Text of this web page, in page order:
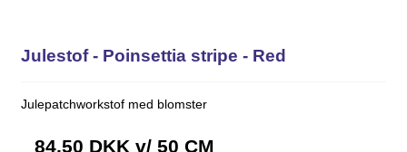
Julestof - Poinsettia stripe - Red
Julepatchworkstof med blomster
84,50 DKK v/ 50 CM